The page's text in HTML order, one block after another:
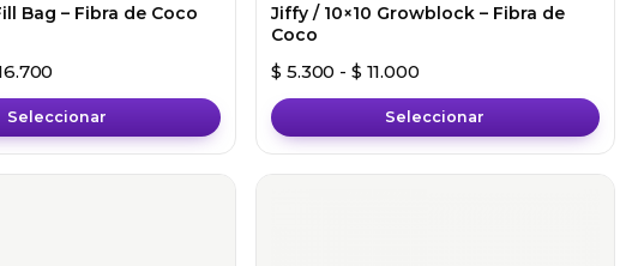
Bag – Fibra de Coco
Rango de precios: desde $ 10.500 hasta $ 16.700
Seleccionar
Jiffy / 10×10 Growblock – Fibra de
Coco
$ 5.300 - $ 11.000Rango de precios:
Seleccionar
Este
producto